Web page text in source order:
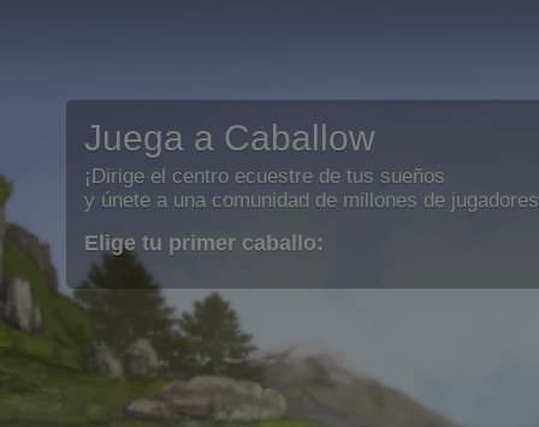
Juega a Caballow
¡Dirige el centro ecuestre de tus sueños
y únete a una comunidad de millones de
Elige tu primer caballo: